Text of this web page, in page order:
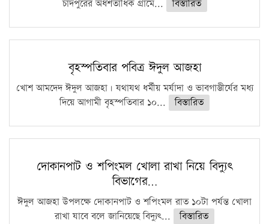
চাঁদপুরের অর্ধশতাধিক গ্রামে...
বিস্তারিত
বৃহস্পতিবার পবিত্র ঈদুল আজহা
খোশ আমদেদ ঈদুল আজহা। যথাযথ ধর্মীয় মর্যাদা ও ভাবগাম্ভীর্যের মধ্য
দিয়ে আগামী বৃহস্পতিবার ১০...
বিস্তারিত
দোকানপাট ও শপিংমল খোলা রাখা নিয়ে বিদ্যুৎ
বিভাগের…
ঈদুল আজহা উপলক্ষে দোকানপাট ও শপিংমল রাত ১০টা পর্যন্ত খোলা
রাখা যাবে বলে জানিয়েছে বিদ্যুৎ...
বিস্তারিত